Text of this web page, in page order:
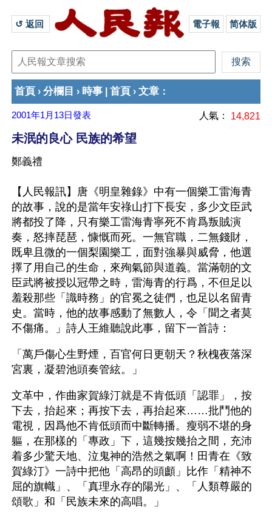
↺ 返回 電子報 简体版
首頁 › 分欄目 › 時事 首頁 › 文章 ：
2001年1月13日發表 人氣： 14,821
未泯的良心 民族的希望
鄭義禮
【人民報訊】唐《明皇雜錄》中有一個樂工雷海青
的故事，說的是當年安祿山打下長安，多少文臣武
將都投了降，只有樂工雷海青寧死不肯爲叛賊演
奏，怒摔琵琶，慷慨而死。一無官職，二無錢財，
既卑且微的一個梨園樂工，面對強暴與威脅，他選
擇了用自己的生命，來殉氣節與道義。當滿朝的文
臣武將被授以冠帶之時，雷海青的行爲，不但足以
羞殺那些「識時務」的官冕之徒們，也足以名留青
史。當時，他的故事感動了無數人，令「聞之者莫
不傷痛。」詩人王維聽說此事，留下一首詩：
「萬戶傷心生野煙，百官何日更朝天？秋槐夜落深
宮裏，凝碧池頭奏管絃。」
文革中，作曲家賀綠汀就是不肯低頭「認罪」，按
下去，抬起來；再按下去，再抬起來……批鬥他的
電視，因爲他不肯低頭而中斷轉播。瘦弱不堪的身
軀，在那樣的「專政」下，這幾按幾抬之間，充沛
着多少驚天地、泣鬼神的浩然之氣啊！田青在《致
賀綠汀》一詩中把他「高昂的頭顱」比作「精神不
屈的旗幟」、「真理永存的陽光」、「人類尊嚴的
頌歌」和「民族未來的高唱。」